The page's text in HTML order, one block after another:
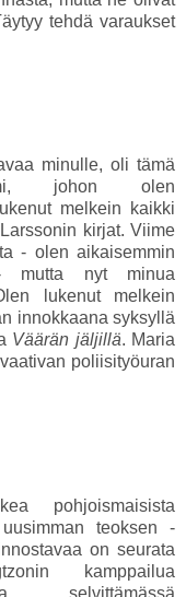
tehdä varaukset
minulle, oli tämä
johon olen
melkein kaikki
kirjat. Viime
- olen aikaisemmin
mutta nyt minua
lukenut melkein
innokkaana syksyllä
Väärän jäljillä. Maria
poliisityöuran
pohjoismaisista
teoksen -
on seurata
kamppailua
selvittämässä